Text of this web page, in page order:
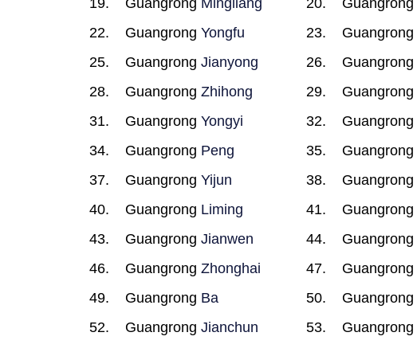
Guangrong Mingliang Guangrong
Guangrong Yongfu Guangrong
Guangrong Jianyong Guangrong
Guangrong Zhihong Guangrong
Guangrong Yongyi Guangrong
Guangrong Peng Guangrong
Guangrong Yijun Guangrong
Guangrong Liming Guangrong
Guangrong Jianwen Guangrong
Guangrong Zhonghai Guangrong
Guangrong Ba Guangrong
Guangrong Jianchun Guangrong